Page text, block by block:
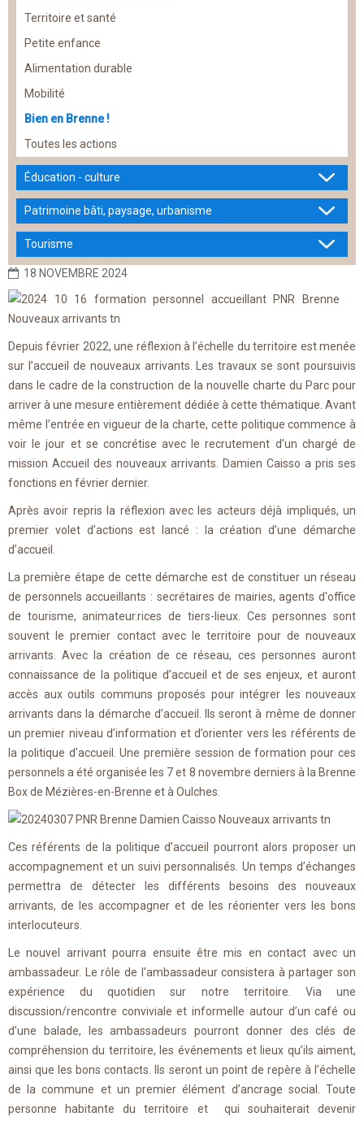
Territoire et santé
Petite enfance
Alimentation durable
Mobilité
Bien en Brenne !
Toutes les actions
Éducation - culture
Patrimoine bâti, paysage, urbanisme
Tourisme
18 NOVEMBRE 2024
Depuis février 2022, une réflexion à l’échelle du territoire est menée
sur l’accueil de nouveaux arrivants. Les travaux se sont poursuivis
dans le cadre de la construction de la nouvelle charte du Parc pour
arriver à une mesure entièrement dédiée à cette thématique. Avant
même l’entrée en vigueur de la charte, cette politique commence à
voir le jour et se concrétise avec le recrutement d’un chargé de
mission Accueil des nouveaux arrivants. Damien Caisso a pris ses
fonctions en février dernier.
Après avoir repris la réflexion avec les acteurs déjà impliqués, un
premier volet d’actions est lancé : la création d’une démarche
d’accueil.
La première étape de cette démarche est de constituer un réseau
de personnels accueillants : secrétaires de mairies, agents d'office
de tourisme, animateur.rices de tiers-lieux. Ces personnes sont
souvent le premier contact avec le territoire pour de nouveaux
arrivants. Avec la création de ce réseau, ces personnes auront
connaissance de la politique d’accueil et de ses enjeux, et auront
accès aux outils communs proposés pour intégrer les nouveaux
arrivants dans la démarche d’accueil. Ils seront à même de donner
un premier niveau d’information et d’orienter vers les référents de
la politique d'accueil. Une première session de formation pour ces
personnels a été organisée les 7 et 8 novembre derniers à la Brenne
Box de Mézières-en-Brenne et à Oulches.
Ces référents de la politique d’accueil pourront alors proposer un
accompagnement et un suivi personnalisés. Un temps d’échanges
permettra de détecter les différents besoins des nouveaux
arrivants, de les accompagner et de les réorienter vers les bons
interlocuteurs.
Le nouvel arrivant pourra ensuite être mis en contact avec un
ambassadeur. Le rôle de l'ambassadeur consistera à partager son
expérience du quotidien sur notre territoire. Via une
discussion/rencontre conviviale et informelle autour d’un café ou
d’une balade, les ambassadeurs pourront donner des clés de
compréhension du territoire, les événements et lieux qu’ils aiment,
ainsi que les bons contacts. Ils seront un point de repère à l’échelle
de la commune et un premier élément d’ancrage social. Toute
personne habitante du territoire et qui souhaiterait devenir